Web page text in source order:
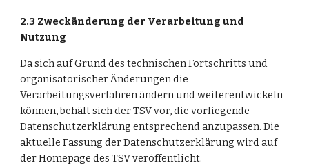
2.3 Zweckänderung der Verarbeitung und
Nutzung
Da sich auf Grund des technischen Fortschritts und
organisatorischer Änderungen die
Verarbeitungsverfahren ändern und weiterentwickeln
können, behält sich der TSV vor, die vorliegende
Datenschutzerklärung entsprechend anzupassen. Die
aktuelle Fassung der Datenschutzerklärung wird auf
der Homepage des TSV veröffentlicht.